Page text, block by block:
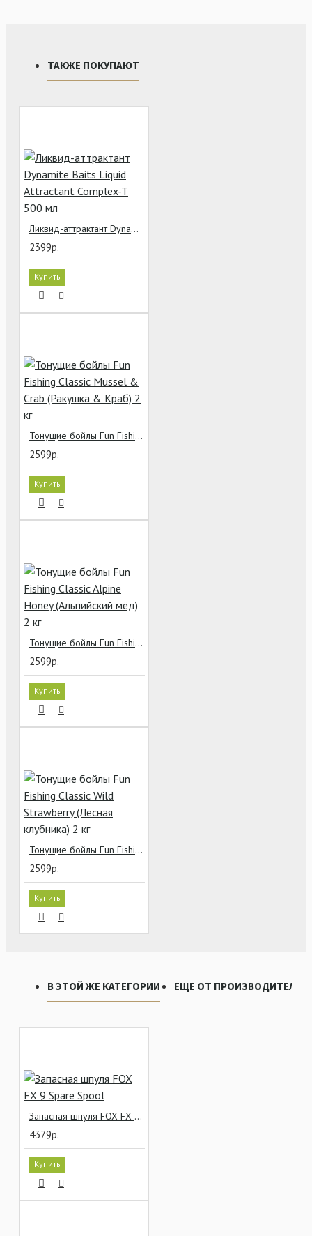
ТАКЖЕ ПОКУПАЮТ
Ликвид-аттрактант Dynamite Baits Liquid Attractant Complex-T 500 мл
2399р.
Купить
Тонущие бойлы Fun Fishing Classic Mussel & Crab (Ракушка & Краб) 2 кг
2599р.
Купить
Тонущие бойлы Fun Fishing Classic Alpine Honey (Альпийский мёд) 2 кг
2599р.
Купить
Тонущие бойлы Fun Fishing Classic Wild Strawberry (Лесная клубника) 2 кг
2599р.
Купить
В ЭТОЙ ЖЕ КАТЕГОРИИ ЕЩЕ ОТ ПРОИЗВОДИТЕЛЯ
Запасная шпуля FOX FX 9 Spare Spool
4379р.
Купить